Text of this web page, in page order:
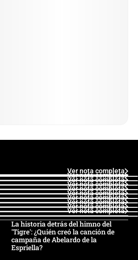
Ver nota completa
Ver nota completa
Ver nota completa
Ver nota completa
Ver nota completa
Ver nota completa
Ver nota completa
Ver nota completa
Ver nota completa
Ver nota completa
La historia detrás del himno del
'Tigre': ¿Quién creó la canción de
campaña de Abelardo de la
Espriella?